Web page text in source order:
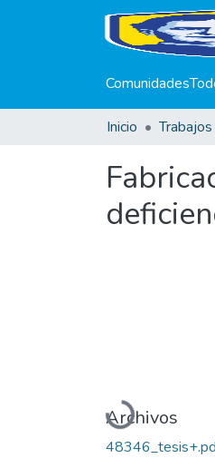
Comunidades
Inicio
Cargando...
Archivos